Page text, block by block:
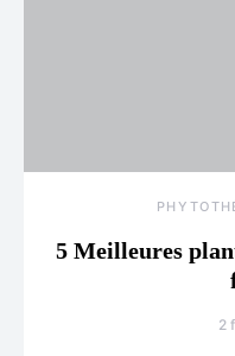
5 Meilleures
2